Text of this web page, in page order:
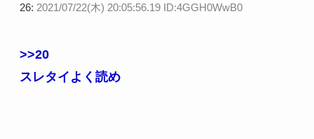
26: 2021/07/22(木) 20:05:56.19 ID:4GGH0WwB0
>>20
スレタイよく読め